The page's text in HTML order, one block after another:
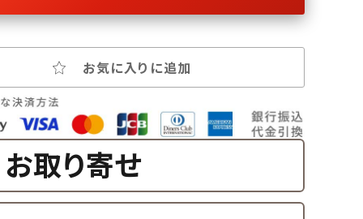
お気に入りに追加
お取り寄せ